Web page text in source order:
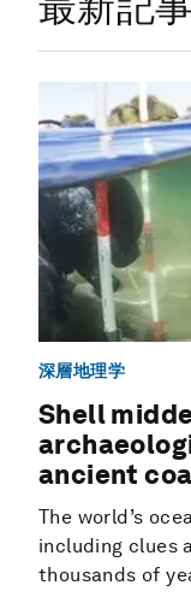
深層地理学
Shell
ancient
The world’s
including clues
thousands of